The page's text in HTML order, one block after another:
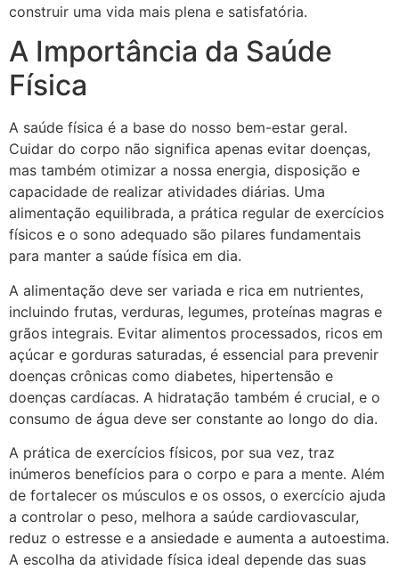
construir uma vida mais plena e satisfatória.
A Importância da Saúde
Física
A saúde física é a base do nosso bem-estar geral.
Cuidar do corpo não significa apenas evitar doenças,
mas também otimizar a nossa energia, disposição e
capacidade de realizar atividades diárias. Uma
alimentação equilibrada, a prática regular de exercícios
físicos e o sono adequado são pilares fundamentais
para manter a saúde física em dia.
A alimentação deve ser variada e rica em nutrientes,
incluindo frutas, verduras, legumes, proteínas magras e
grãos integrais. Evitar alimentos processados, ricos em
açúcar e gorduras saturadas, é essencial para prevenir
doenças crônicas como diabetes, hipertensão e
doenças cardíacas. A hidratação também é crucial, e o
consumo de água deve ser constante ao longo do dia.
A prática de exercícios físicos, por sua vez, traz
inúmeros benefícios para o corpo e para a mente. Além
de fortalecer os músculos e os ossos, o exercício ajuda
a controlar o peso, melhora a saúde cardiovascular,
reduz o estresse e a ansiedade e aumenta a autoestima.
A escolha da atividade física ideal depende das suas